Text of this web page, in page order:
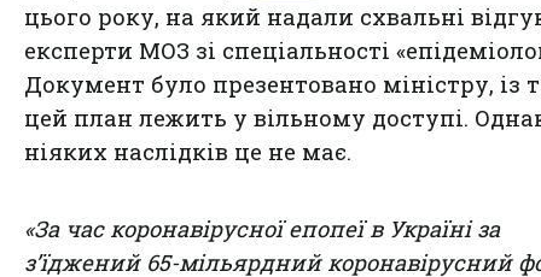
цього року, на який надали схвальні
експерти МОЗ зі спеціальності
Документ було презентовано міністру, із
цей план лежить у вільному доступі.
ніяких наслідків це не має.
«За час коронавірусної епопеї в Україні за
з’їджений 65-мільярдний коронавірусний